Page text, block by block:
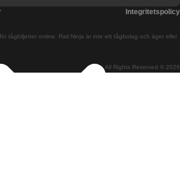
Tåg från Budapest till Bratislava All Rights Reserved © 2026
tågbiljetter online. Rail Ninja är inte ett tågbolag och äger eller
Integritetspolicy